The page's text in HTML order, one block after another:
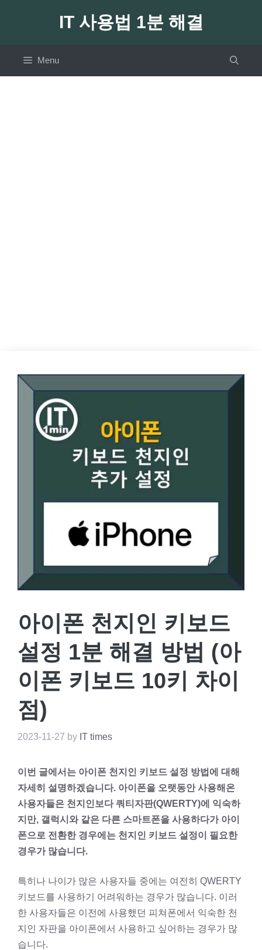
IT 사용법 1분 해결
Menu
아이폰 천지인 키보드
설정 1분 해결 방법 (아
이폰 키보드 10키 차이
점)
2023-11-27 by IT times
이번 글에서는 아이폰 천지인 키보드 설정 방법에 대해
자세히 설명하겠습니다. 아이폰을 오랫동안 사용해온
사용자들은 천지인보다 쿼티자판(QWERTY)에 익숙하
지만, 갤럭시와 같은 다른 스마트폰을 사용하다가 아이
폰으로 전환한 경우에는 천지인 키보드 설정이 필요한
경우가 많습니다.
특히나 나이가 많은 사용자들 중에는 여전히 QWERTY
키보드를 사용하기 어려워하는 경우가 많습니다. 이러
한 사용자들은 이전에 사용했던 피쳐폰에서 익숙한 천
지인 자판을 아이폰에서 사용하고 싶어하는 경우가 많
습니다.